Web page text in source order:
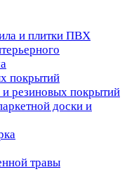
и плитки ПВХ
покрытий
резиновых покрытий
доски и
травы